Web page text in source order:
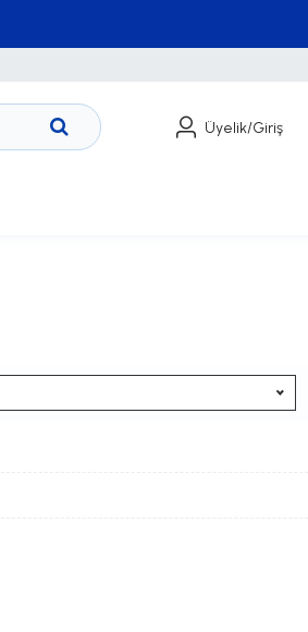
Üyelik/Giriş